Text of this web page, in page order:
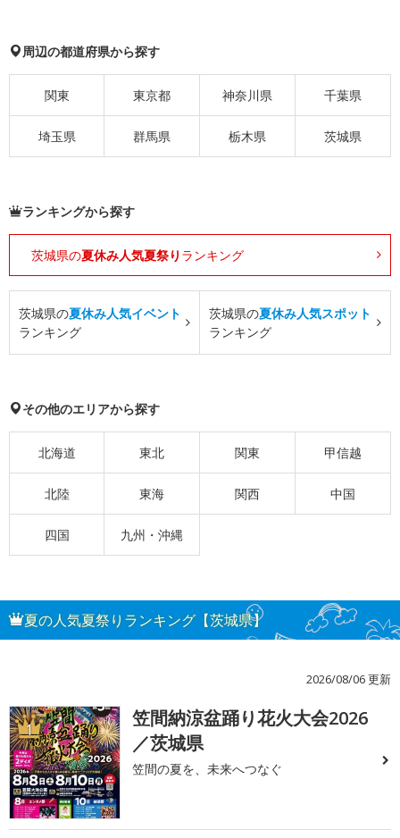
周辺の都道府県から探す
関東 東京都 神奈川県 千葉県
埼玉県 群馬県 栃木県 茨城県
ランキングから探す
茨城県の夏休み人気夏祭り ランキング
茨城県の夏休み人気イベント
ランキング
茨城県の夏休み人気スポット
ランキング
その他のエリアから探す
北海道 東北 関東 甲信越
北陸 東海 関西 中国
四国 九州・沖縄
夏の人気夏祭りランキング【茨城県】
2026/08/06 更新
1
笠間納涼盆踊り花火大会2026
／茨城県
笠間の夏を、未来へつなぐ